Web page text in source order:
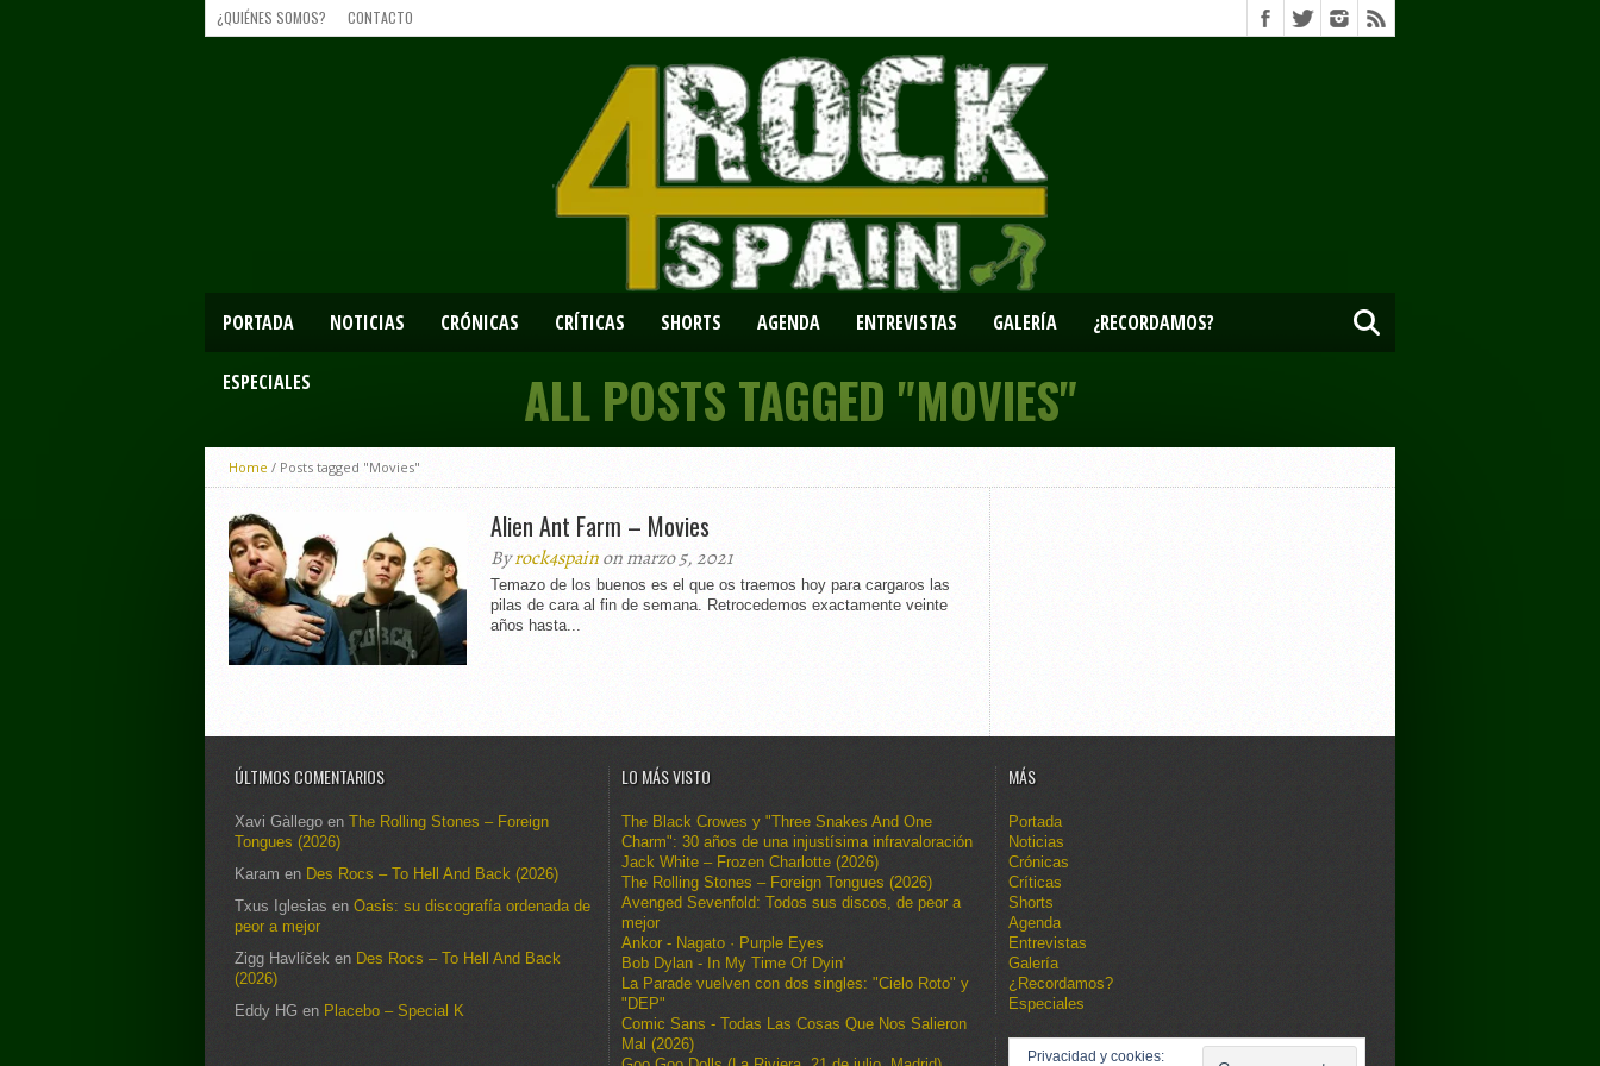
¿QUIÉNES SOMOS? CONTACTO
PORTADA NOTICIAS CRÓNICAS CRÍTICAS SHORTS AGENDA ENTREVISTAS GALERÍA ¿RECORDAMOS?
ESPECIALES ALL POSTS TAGGED "MOVIES"
Home / Posts tagged "Movies"
Alien Ant Farm – Movies
Byrock4spainon marzo 5, 2021
Temazo de los buenos es el que os traemos hoy para cargaros las
pilas de cara al fin de semana. Retrocedemos exactamente veinte
años hasta...
ÚLTIMOS COMENTARIOS
Xavi Gàllego en The Rolling Stones – Foreign
Tongues (2026)
Karam en Des Rocs – To Hell And Back (2026)
Txus Iglesias en Oasis: su discografía ordenada de
peor a mejor
Zigg Havlíček en Des Rocs – To Hell And Back
(2026)
Eddy HG en Placebo – Special K
LO MÁS VISTO
The Black Crowes y "Three Snakes And One
Charm": 30 años de una injustísima infravaloración
Jack White – Frozen Charlotte (2026)
The Rolling Stones – Foreign Tongues (2026)
Avenged Sevenfold: Todos sus discos, de peor a
mejor
Ankor - Nagato · Purple Eyes
Bob Dylan - In My Time Of Dyin'
La Parade vuelven con dos singles: "Cielo Roto" y
"DEP"
Comic Sans - Todas Las Cosas Que Nos Salieron
Mal (2026)
MÁS
Portada
Noticias
Crónicas
Críticas
Shorts
Agenda
Entrevistas
Galería
¿Recordamos?
Especiales
Privacidad y cookies: